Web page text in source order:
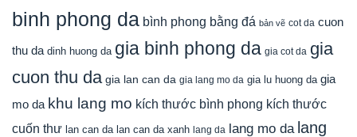
binh phong da bình phong bằng đá bản vẽ cot da cuon
thu da dinh huong da gia binh phong da gia cot da gia
cuon thu da gia lan can da gia lang mo da gia lu huong da gia
mo da khu lang mo kích thước bình phong kích thước
cuốn thư lan can da lan can da xanh lang da lang mo da lang